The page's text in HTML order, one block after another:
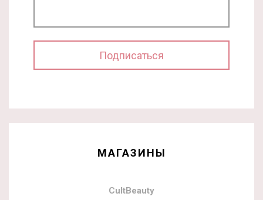
МАГАЗИНЫ
CultBeauty